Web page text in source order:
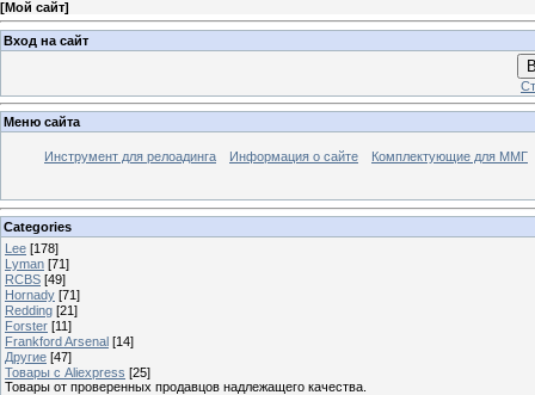
[Мой сайт]
Вход на сайт
Меню сайта
Инструмент для релоадинга Информация о сайте Комплектующие для ММГ
Categories
Lee [178]
Lyman [71]
RCBS [49]
Hornady [71]
Redding [21]
Forster [11]
Frankford Arsenal [14]
Другие [47]
Товары с Aliexpress [25]
Товары от проверенных продавцов надлежащего качества.